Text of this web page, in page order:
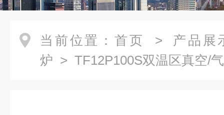
当前位置： 首页 > 产品展
炉 > TF12P100S双温区真空/